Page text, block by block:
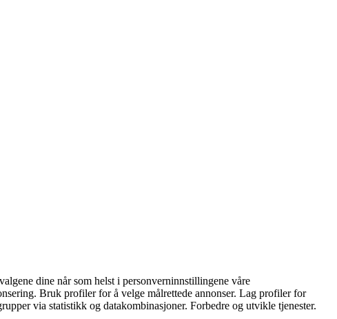
dine når som helst i personverninnstillingene våre
Bruk profiler for å velge målrettede annonser. Lag profiler for
via statistikk og datakombinasjoner. Forbedre og utvikle tjenester.